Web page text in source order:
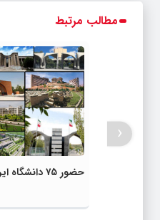
مطالب مرتبط
حضور ۷۵ دانشگاه ایرانی در تایمز ۲۰۲۷
‹